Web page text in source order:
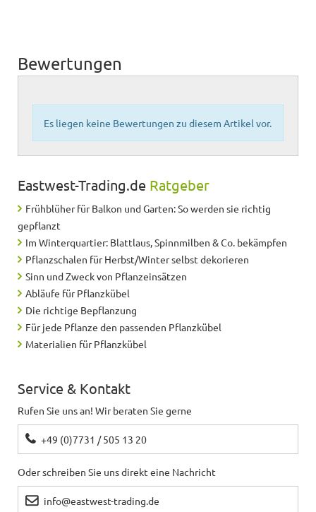
Bewertungen
Es liegen keine Bewertungen zu diesem Artikel vor.
Eastwest-Trading.de Ratgeber
Frühblüher für Balkon und Garten: So werden sie richtig
gepflanzt
Im Winterquartier: Blattlaus, Spinnmilben & Co. bekämpfen
Pflanzschalen für Herbst/Winter selbst dekorieren
Sinn und Zweck von Pflanzeinsätzen
Abläufe für Pflanzkübel
Die richtige Bepflanzung
Für jede Pflanze den passenden Pflanzkübel
Materialien für Pflanzkübel
Service & Kontakt
Rufen Sie uns an! Wir beraten Sie gerne
+49 (0)7731 / 505 13 20
Oder schreiben Sie uns direkt eine Nachricht
info@eastwest-trading.de